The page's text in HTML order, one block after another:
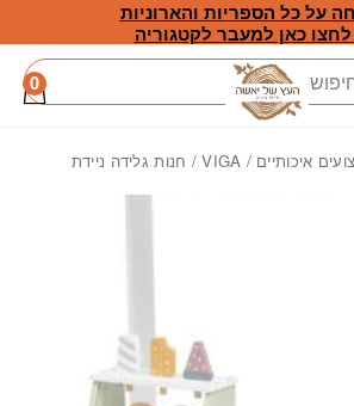
הנחה על כל הספריות והארוניות
כאן למעבר לקטגוריה
0
איכותיים /
VIGA/ חנות גלידה ניידת